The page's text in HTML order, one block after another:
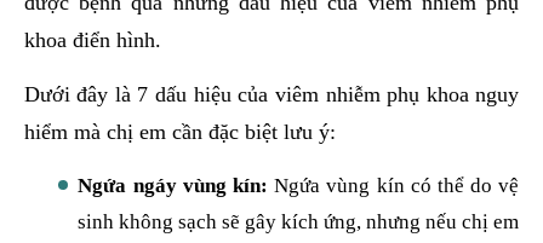
khoa điển hình.
Dưới đây là 7 dấu hiệu của viêm nhiễm phụ khoa nguy
hiểm mà chị em cần đặc biệt lưu ý:
Ngứa ngáy vùng kín:Ngứa vùng kín có thể do vệ
sinh không sạch sẽ gây kích ứng, nhưng nếu chị em